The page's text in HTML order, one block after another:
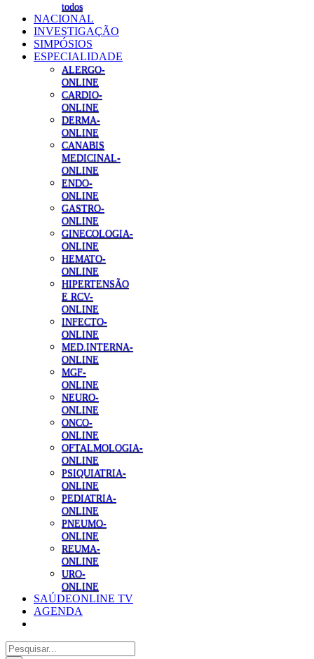
todos
NACIONAL
INVESTIGAÇÃO
SIMPÓSIOS
ESPECIALIDADE
ALERGO-
ONLINE
CARDIO-
ONLINE
DERMA-
ONLINE
CANABIS
MEDICINAL-
ONLINE
ENDO-
ONLINE
GASTRO-
ONLINE
GINECOLOGIA-
ONLINE
HEMATO-
ONLINE
HIPERTENSÃO
E RCV-
ONLINE
INFECTO-
ONLINE
MED.INTERNA-
ONLINE
MGF-
ONLINE
NEURO-
ONLINE
ONCO-
ONLINE
OFTALMOLOGIA-
ONLINE
PSIQUIATRIA-
ONLINE
PEDIATRIA-
ONLINE
PNEUMO-
ONLINE
REUMA-
ONLINE
URO-
ONLINE
SAÚDEONLINE TV
AGENDA
Pesquisar